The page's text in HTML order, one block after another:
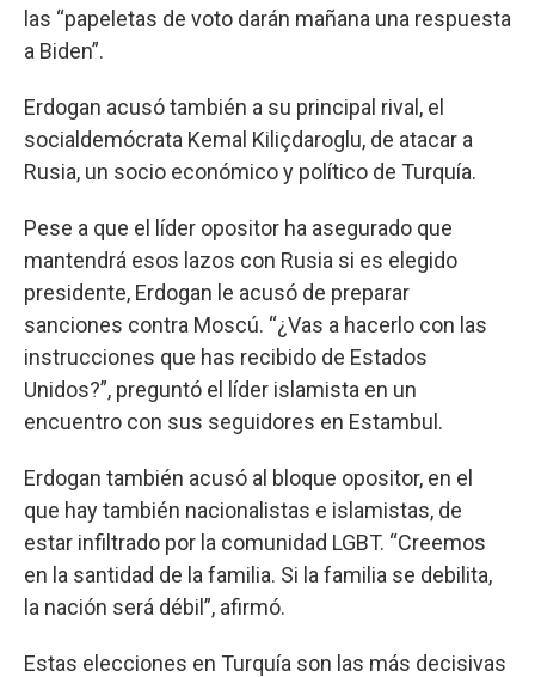
las “papeletas de voto darán mañana una respuesta
a Biden”.
Erdogan acusó también a su principal rival, el
socialdemócrata Kemal Kiliçdaroglu, de atacar a
Rusia, un socio económico y político de Turquía.
Pese a que el líder opositor ha asegurado que
mantendrá esos lazos con Rusia si es elegido
presidente, Erdogan le acusó de preparar
sanciones contra Moscú. “¿Vas a hacerlo con las
instrucciones que has recibido de Estados
Unidos?”, preguntó el líder islamista en un
encuentro con sus seguidores en Estambul.
Erdogan también acusó al bloque opositor, en el
que hay también nacionalistas e islamistas, de
estar infiltrado por la comunidad LGBT. “Creemos
en la santidad de la familia. Si la familia se debilita,
la nación será débil”, afirmó.
Estas elecciones en Turquía son las más decisivas